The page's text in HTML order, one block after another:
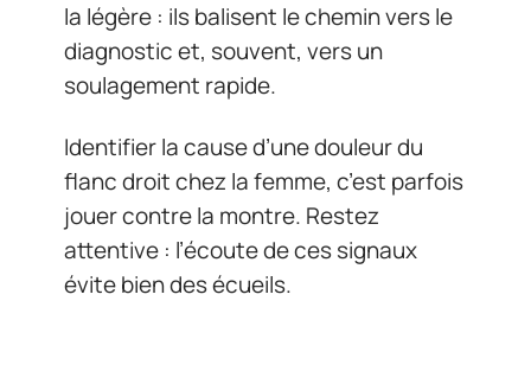
la légère : ils balisent le chemin vers le
diagnostic et, souvent, vers un
soulagement rapide.
Identifier la cause d’une douleur du
flanc droit chez la femme, c’est parfois
jouer contre la montre. Restez
attentive : l’écoute de ces signaux
évite bien des écueils.